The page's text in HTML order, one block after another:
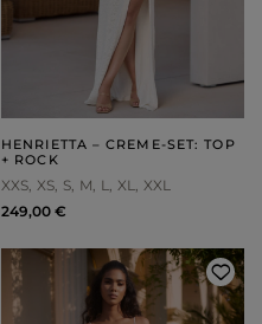
HENRIETTA – CREME-SET: TOP
+ ROCK
XXS XS S M L XL XXL
249,00 €